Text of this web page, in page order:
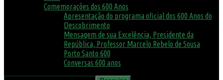
Comemorações dos 600 Anos
Apresentação do programa oficial dos 600 Anos do
Descobrimento
Mensagem de sua Excelência, Presidente da
República, Professor Marcelo Rebelo de Sousa
Porto Santo 600
Conversas 600 anos